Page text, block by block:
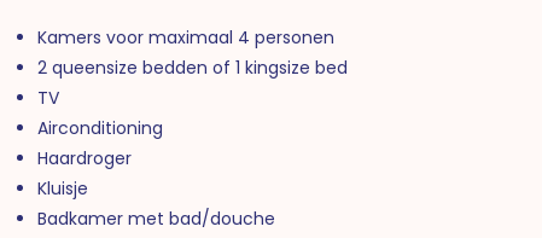
Kamers voor maximaal 4 personen
2 queensize bedden of 1 kingsize bed
TV
Airconditioning
Haardroger
Kluisje
Badkamer met bad/douche